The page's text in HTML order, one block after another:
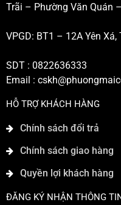
Trãi – Phường Văn Quán
VPGD: BT1 – 12A Yên
SDT : 0822636333
Email :
HỖ TRỢ KHÁCH HÀNG
Chính sách đổi trả
Chính sách giao hàng
Quyền lợi khách hàng
ĐĂNG KÝ NHẬN THÔNG